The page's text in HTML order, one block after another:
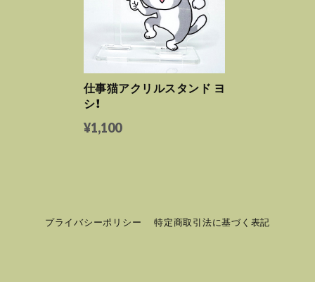
仕事猫アクリルスタンド ヨ
シ！
¥1,100
プライバシーポリシー 特定商取引法に基づく表記